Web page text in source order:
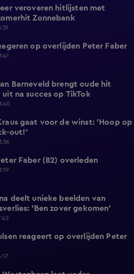
veroveren hitlijsten met
Zonnebank
op overlijden Peter Faber
Barneveld brengt oude hit
na succes op TikTok
gaat voor de winst: 'Hoop op
out!'
Faber (82) overleden
deelt unieke beelden van
'Ben zover gekomen'
reageert op overlijden Peter